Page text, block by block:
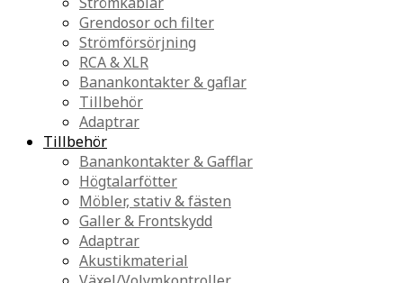
Grendosor och filter
Strömförsörjning
RCA & XLR
Banankontakter & gaflar
Tillbehör
Adaptrar
Tillbehör
Banankontakter & Gafflar
Högtalarfötter
Möbler, stativ & fästen
Galler & Frontskydd
Adaptrar
Akustikmaterial